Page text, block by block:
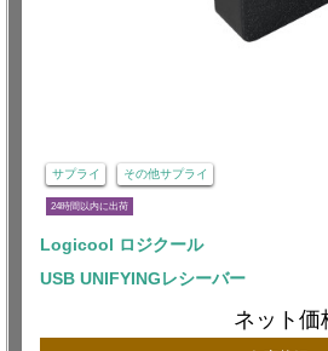
サプライ その他サプライ
24時間以内に出荷
Logicool ロジクール
USB UNIFYINGレシーバー
ネット価